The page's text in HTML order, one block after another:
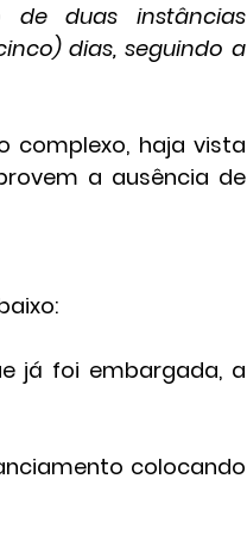
de duas instâncias
dias, seguindo a
a ausência de
já foi embargada, a
colocando